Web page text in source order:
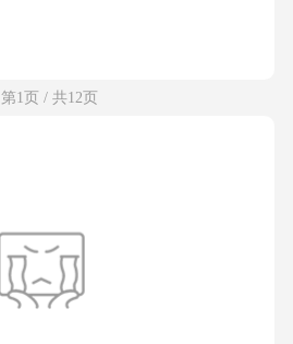
第1页 / 共12页